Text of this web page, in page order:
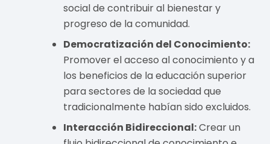
social de contribuir al bienestar y
progreso de la comunidad.
Democratización del Conocimiento:
Promover el acceso al conocimiento y a
los beneficios de la educación superior
para sectores de la sociedad que
tradicionalmente habían sido excluidos.
Interacción Bidireccional:Crear un